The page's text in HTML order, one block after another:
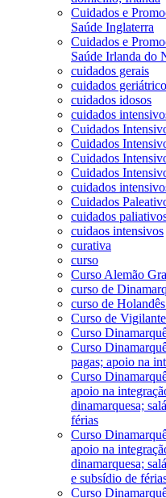
Cuidados e
Saúde Inglaterra
Cuidados e
Saúde Irlanda do
cuidados gerais
cuidados
cuidados idosos
cuidados
Cuidados
Cuidados
Cuidados
Cuidados
cuidados
Cuidados
cuidados
cuidaos intensivos
curativa
curso
Curso Alemão
curso de
curso de
Curso de Vigilante
Curso
Curso
pagas; apoio na
Curso
apoio na
dinamarquesa;
férias
Curso
apoio na
dinamarquesa;
e subsídio de
Curso